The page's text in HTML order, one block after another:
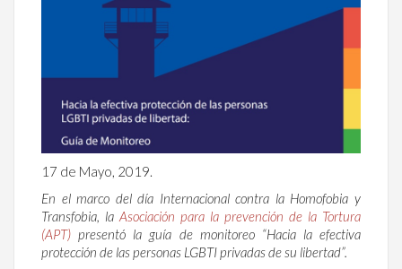
17 de Mayo, 2019.
En el marco del día Internacional contra la Homofobia y
Transfobia, la Asociación para la prevención de la Tortura
(APT) presentó la guía de monitoreo “Hacia la efectiva
protección de las personas LGBTI privadas de su libertad”.